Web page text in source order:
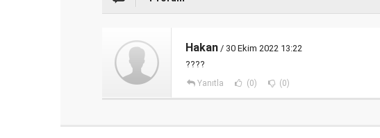
Hakan / 30 Ekim 2022 13:22
????
Yanıtla (0) (0)